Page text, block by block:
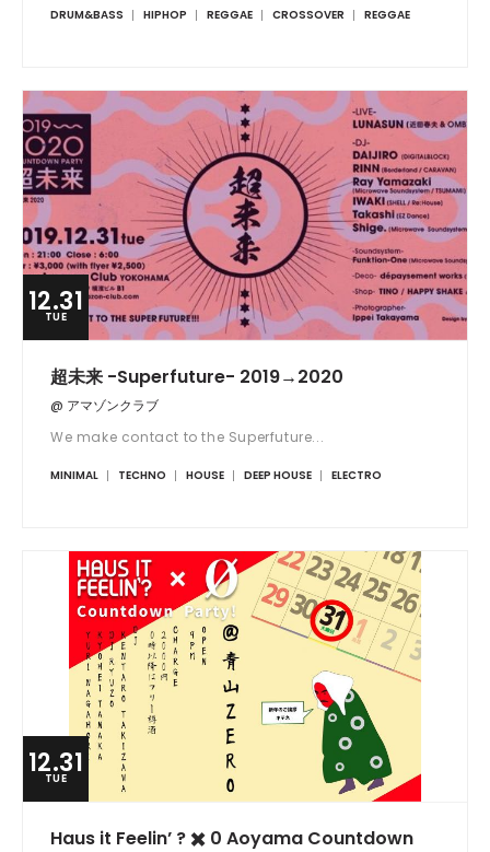
DRUM&BASS HIPHOP REGGAE CROSSOVER REGGAE
12.31
TUE
超未来 -Superfuture- 2019→2020
@ アマゾンクラブ
We make contact to the Superfuture...
MINIMAL TECHNO HOUSE DEEP HOUSE ELECTRO
12.31
TUE
Haus it Feelin’ ? ✖️ 0 Aoyama Countdown